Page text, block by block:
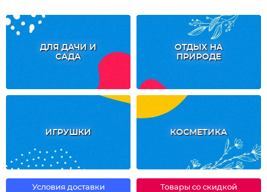
ДЛЯ ДАЧИ И
САДА
ОТДЫХ НА
ПРИРОДЕ
ИГРУШКИ КОСМЕТИКА
Условия доставки Товары со скидкой